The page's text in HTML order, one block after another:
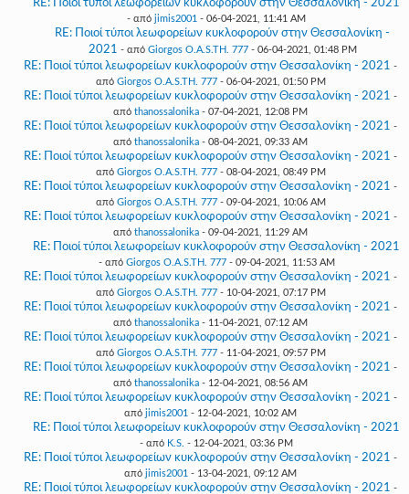
RE: Ποιοί τύποι λεωφορείων κυκλοφορούν στην Θεσσαλονίκη - 2021
- από jimis2001 - 06-04-2021, 11:41 AM
RE: Ποιοί τύποι λεωφορείων κυκλοφορούν στην Θεσσαλονίκη -
2021 - από Giorgos O.A.S.TH. 777- 06-04-2021, 01:48 PM
RE: Ποιοί τύποι λεωφορείων κυκλοφορούν στην Θεσσαλονίκη - 2021 -
από Giorgos O.A.S.TH. 777- 06-04-2021, 01:50 PM
RE: Ποιοί τύποι λεωφορείων κυκλοφορούν στην Θεσσαλονίκη - 2021 -
από thanossalonika - 07-04-2021, 12:08 PM
RE: Ποιοί τύποι λεωφορείων κυκλοφορούν στην Θεσσαλονίκη - 2021 -
από thanossalonika - 08-04-2021, 09:33 AM
RE: Ποιοί τύποι λεωφορείων κυκλοφορούν στην Θεσσαλονίκη - 2021 -
από Giorgos O.A.S.TH. 777- 08-04-2021, 08:49 PM
RE: Ποιοί τύποι λεωφορείων κυκλοφορούν στην Θεσσαλονίκη - 2021 -
από Giorgos O.A.S.TH. 777- 09-04-2021, 10:06 AM
RE: Ποιοί τύποι λεωφορείων κυκλοφορούν στην Θεσσαλονίκη - 2021 -
από thanossalonika - 09-04-2021, 11:29 AM
RE: Ποιοί τύποι λεωφορείων κυκλοφορούν στην Θεσσαλονίκη - 2021
- από Giorgos O.A.S.TH. 777- 09-04-2021, 11:53 AM
RE: Ποιοί τύποι λεωφορείων κυκλοφορούν στην Θεσσαλονίκη - 2021 -
από Giorgos O.A.S.TH. 777- 10-04-2021, 07:17 PM
RE: Ποιοί τύποι λεωφορείων κυκλοφορούν στην Θεσσαλονίκη - 2021 -
από thanossalonika - 11-04-2021, 07:12 AM
RE: Ποιοί τύποι λεωφορείων κυκλοφορούν στην Θεσσαλονίκη - 2021 -
από Giorgos O.A.S.TH. 777- 11-04-2021, 09:57 PM
RE: Ποιοί τύποι λεωφορείων κυκλοφορούν στην Θεσσαλονίκη - 2021 -
από thanossalonika - 12-04-2021, 08:56 AM
RE: Ποιοί τύποι λεωφορείων κυκλοφορούν στην Θεσσαλονίκη - 2021 -
από jimis2001 - 12-04-2021, 10:02 AM
RE: Ποιοί τύποι λεωφορείων κυκλοφορούν στην Θεσσαλονίκη - 2021
- από K.S. - 12-04-2021, 03:36 PM
RE: Ποιοί τύποι λεωφορείων κυκλοφορούν στην Θεσσαλονίκη - 2021 -
από jimis2001 - 13-04-2021, 09:12 AM
RE: Ποιοί τύποι λεωφορείων κυκλοφορούν στην Θεσσαλονίκη - 2021 -